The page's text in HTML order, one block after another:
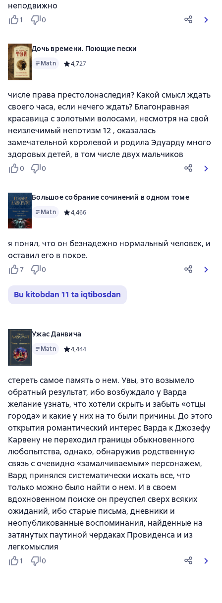
неподвижно
1 0
Дочь времени. Поющие пески
Matn Средний рейтинг 4,7 на основе 27 оценок
4,727
числе права престолонаследия? Какой смысл ждать
своего часа, если нечего ждать? Благонравная
красавица с золотыми волосами, несмотря на свой
неизлечимый непотизм 12 , оказалась
замечательной королевой и родила Эдуарду много
здоровых детей, в том числе двух мальчиков
0 0
Большое собрание сочинений в одном томе
Matn Средний рейтинг 4,4 на основе 66 оценок
4,466
я понял, что он безнадежно нормальный человек, и
оставил его в покое.
7 0
Bu kitobdan 11 ta iqtibosdan
Ужас Данвича
Matn Средний рейтинг 4,4 на основе 44 оценок
4,444
стереть самое память о нем. Увы, это возымело
обратный результат, ибо возбуждало у Варда
желание узнать, что хотели скрыть и забыть «отцы
города» и какие у них на то были причины. До этого
открытия романтический интерес Варда к Джозефу
Карвену не переходил границы обыкновенного
любопытства, однако, обнаружив родственную
связь с очевидно «замалчиваемым» персонажем,
Вард принялся систематически искать все, что
только можно было найти о нем. И в своем
вдохновенном поиске он преуспел сверх всяких
ожиданий, ибо старые письма, дневники и
неопубликованные воспоминания, найденные на
затянутых паутиной чердаках Провиденса и из
легкомыслия
1 0